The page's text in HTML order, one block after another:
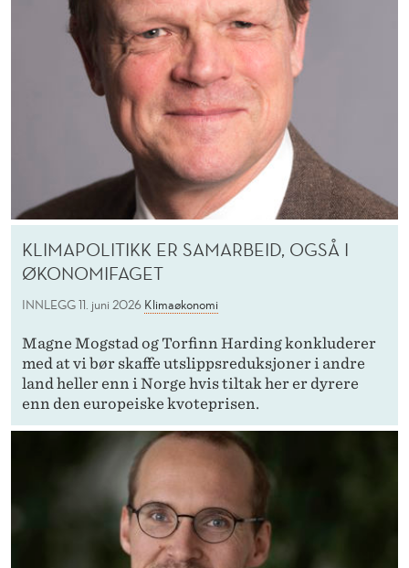
KLIMAPOLITIKK ER SAMARBEID, OGSÅ I
ØKONOMIFAGET
INNLEGG11. juni 2026 Klimaøkonomi
Magne Mogstad og Torfinn Harding konkluderer
med at vi bør skaffe utslippsreduksjoner i andre
land heller enn i Norge hvis tiltak her er dyrere
enn den europeiske kvoteprisen.